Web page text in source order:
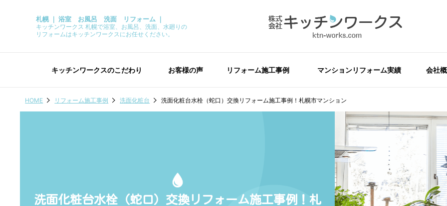
札幌 ｜ 浴室 お風呂 洗面 リフォーム ｜
キッチンワークス 札幌で浴室、お風呂、洗面、水廻りの
リフォームはキッチンワークスにお任せください。
キッチンワークスのこだわり お客様の声 リフォーム施工事例 マンションリフォーム実績 会社
HOME リフォーム施工事例 洗面化粧台 洗面化粧台水栓（蛇口）交換リフォーム施工事例！札幌市マンション
洗面化粧台水栓（蛇口）交換リフォーム施工事例！札